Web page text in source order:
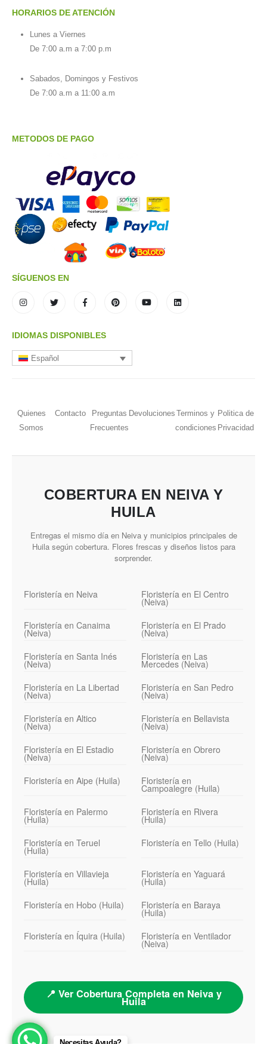
HORARIOS DE ATENCIÓN
Lunes a Viernes
De 7:00 a.m a 7:00 p.m
Sabados, Domingos y Festivos
De 7:00 a.m a 11:00 a.m
METODOS DE PAGO
SÍGUENOS EN
IDIOMAS DISPONIBLES
Español
Quienes
Somos
Contacto
Preguntas
Frecuentes
Devoluciones Terminos y
condiciones
Politica de
Privacidad
COBERTURA EN NEIVA Y
HUILA
Entregas el mismo día en Neiva y municipios principales de
Huila según cobertura. Flores frescas y diseños listos para
sorprender.
Floristería en Neiva Floristería en El Centro
(Neiva)
Floristería en Canaima
(Neiva)
Floristería en El Prado
(Neiva)
Floristería en Santa Inés
(Neiva)
Floristería en Las
Mercedes (Neiva)
Floristería en La Libertad
(Neiva)
Floristería en San Pedro
(Neiva)
Floristería en Altico
(Neiva)
Floristería en Bellavista
(Neiva)
Floristería en El Estadio
(Neiva)
Floristería en Obrero
(Neiva)
Floristería en Aipe (Huila)
Floristería en
Campoalegre (Huila)
Floristería en Palermo
(Huila)
Floristería en Rivera
(Huila)
Floristería en Teruel
(Huila)
Floristería en Tello (Huila)
Floristería en Villavieja
(Huila)
Floristería en Yaguará
(Huila)
Floristería en Hobo (Huila)
Floristería en Baraya
(Huila)
Floristería en Íquira (Huila)
Floristería en Ventilador
(Neiva)
📍 Ver Cobertura Completa en Neiva y
Huila